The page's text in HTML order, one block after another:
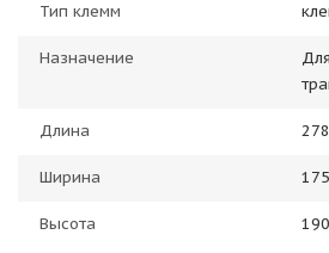
Тип клемм
Назначение
Длина 278
Ширина 175
Высота 190